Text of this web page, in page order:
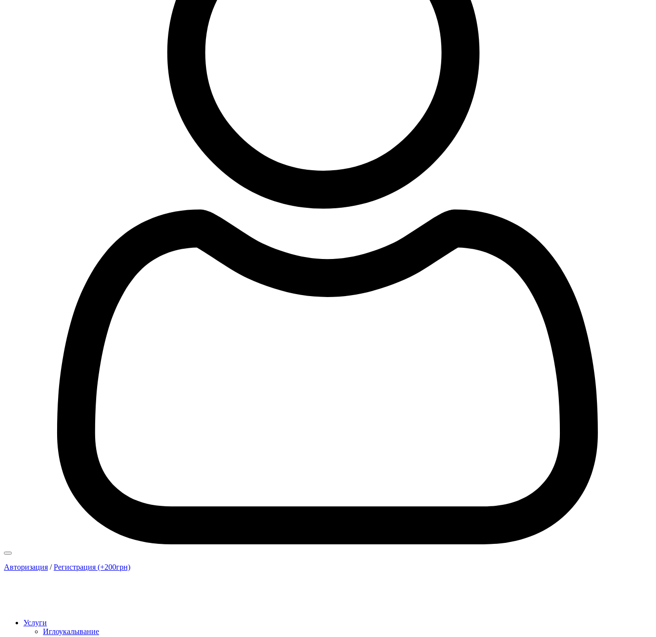
Авторизация /Регистрация (+200грн)
Услуги
Иглоукалывание